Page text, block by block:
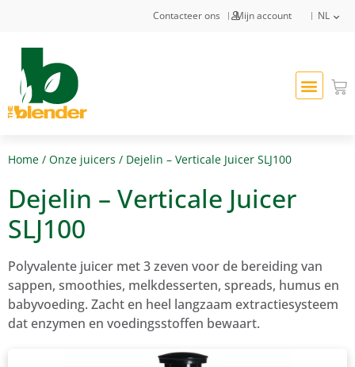
Contacteer ons Mijn account NL
Home / Onze juicers / Dejelin – Verticale Juicer SLJ100
Dejelin – Verticale Juicer
SLJ100
Polyvalente juicer met 3 zeven voor de bereiding van
sappen, smoothies, melkdesserten, spreads, humus en
babyvoeding. Zacht en heel langzaam extractiesysteem
dat enzymen en voedingsstoffen bewaart.